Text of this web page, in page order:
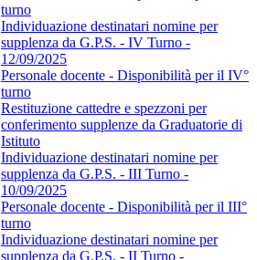
turno
Individuazione destinatari nomine per
supplenza da G.P.S. - IV Turno -
12/09/2025
Personale docente - Disponibilità per il IV°
turno
Restituzione cattedre e spezzoni per
conferimento supplenze da Graduatorie di
Istituto
Individuazione destinatari nomine per
supplenza da G.P.S. - III Turno -
10/09/2025
Personale docente - Disponibilità per il III°
turno
Individuazione destinatari nomine per
supplenza da G.P.S. - II Turno -